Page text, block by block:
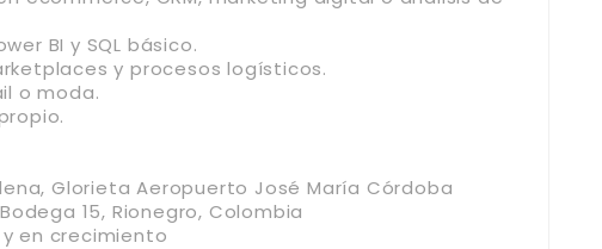
BI y SQL básico.
y procesos logísticos.
o moda.
Glorieta Aeropuerto José María Córdoba
15, Rionegro, Colombia
en crecimiento